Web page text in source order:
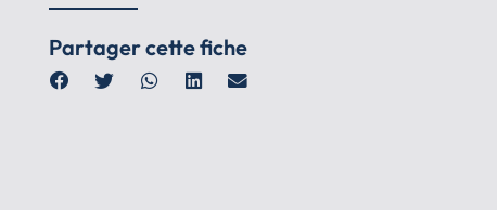
Partager cette fiche